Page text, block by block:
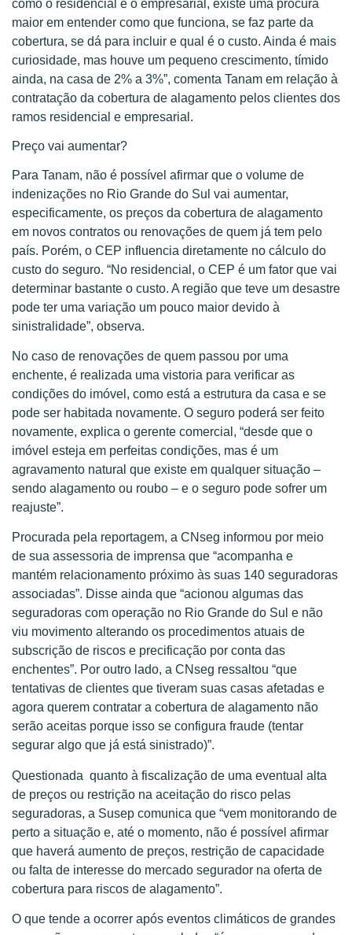
como o residencial e o empresarial, existe uma procura
maior em entender como que funciona, se faz parte da
cobertura, se dá para incluir e qual é o custo. Ainda é mais
curiosidade, mas houve um pequeno crescimento, tímido
ainda, na casa de 2% a 3%”, comenta Tanam em relação à
contratação da cobertura de alagamento pelos clientes dos
ramos residencial e empresarial.
Preço vai aumentar?
Para Tanam, não é possível afirmar que o volume de
indenizações no Rio Grande do Sul vai aumentar,
especificamente, os preços da cobertura de alagamento
em novos contratos ou renovações de quem já tem pelo
país. Porém, o CEP influencia diretamente no cálculo do
custo do seguro. “No residencial, o CEP é um fator que vai
determinar bastante o custo. A região que teve um desastre
pode ter uma variação um pouco maior devido à
sinistralidade”, observa.
No caso de renovações de quem passou por uma
enchente, é realizada uma vistoria para verificar as
condições do imóvel, como está a estrutura da casa e se
pode ser habitada novamente. O seguro poderá ser feito
novamente, explica o gerente comercial, “desde que o
imóvel esteja em perfeitas condições, mas é um
agravamento natural que existe em qualquer situação –
sendo alagamento ou roubo – e o seguro pode sofrer um
reajuste”.
Procurada pela reportagem, a CNseg informou por meio
de sua assessoria de imprensa que “acompanha e
mantém relacionamento próximo às suas 140 seguradoras
associadas”. Disse ainda que “acionou algumas das
seguradoras com operação no Rio Grande do Sul e não
viu movimento alterando os procedimentos atuais de
subscrição de riscos e precificação por conta das
enchentes”. Por outro lado, a CNseg ressaltou “que
tentativas de clientes que tiveram suas casas afetadas e
agora querem contratar a cobertura de alagamento não
serão aceitas porque isso se configura fraude (tentar
segurar algo que já está sinistrado)”.
Questionada quanto à fiscalização de uma eventual alta
de preços ou restrição na aceitação do risco pelas
seguradoras, a Susep comunica que “vem monitorando de
perto a situação e, até o momento, não é possível afirmar
que haverá aumento de preços, restrição de capacidade
ou falta de interesse do mercado segurador na oferta de
cobertura para riscos de alagamento”.
O que tende a ocorrer após eventos climáticos de grandes